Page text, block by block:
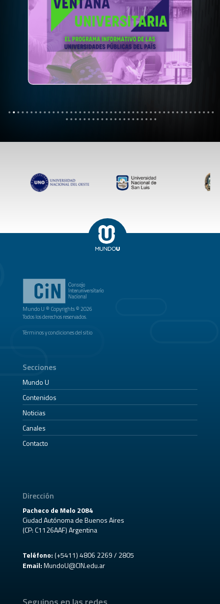
Mundo U ® Copyrights © 2026
Todos los derechos reservados.
Términos y condiciones del sitio
Secciones
Mundo U
Contenidos
Noticias
Canales
Contacto
Dirección
Pacheco de Melo 2084
Ciudad Autónoma de Buenos Aires
(CP: C1126AAF) Argentina
Teléfono:(+5411) 4806 2269 / 2805
Email: MundoU@CIN.edu.ar